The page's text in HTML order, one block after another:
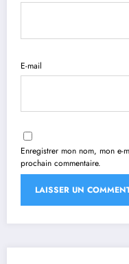
E-mail
Enregistrer mon nom, mon e-
prochain commentaire.